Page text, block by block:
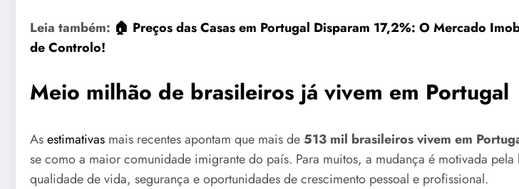
Leia também: 🏠 Preços das Casas em Portugal Disparam 17,2%: O Mercado
de Controlo!
Meio milhão de brasileiros já vivem em Portugal
Asestimativas mais recentes apontam que mais de 513 mil brasileiros vivem em
se como a maior comunidade imigrante do país. Para muitos, a mudança é motivada pela
qualidade de vida, segurança e oportunidades de crescimento pessoal e profissional.